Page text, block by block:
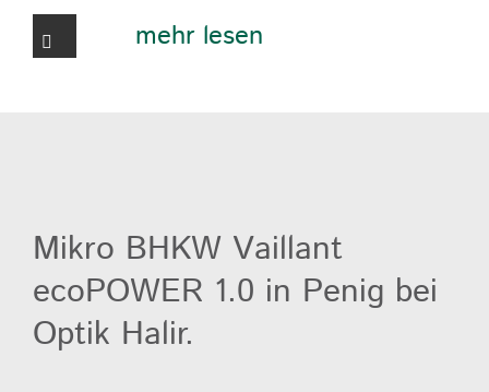
mehr lesen
Mikro BHKW Vaillant
ecoPOWER 1.0 in Penig bei
Optik Halir.